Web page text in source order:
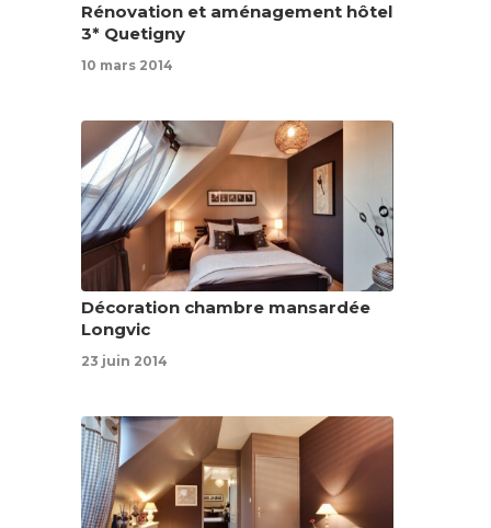
Rénovation et aménagement hôtel
3* Quetigny
10 mars 2014
Décoration chambre mansardée
Longvic
23 juin 2014